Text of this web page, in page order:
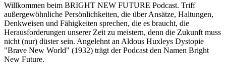
Willkommen beim BRIGHT NEW FUTURE Podcast. Triff
außergewöhnliche Persönlichkeiten, die über Ansätze, Haltungen,
Denkweisen und Fähigkeiten sprechen, die es braucht, die
Herausforderungen unserer Zeit zu meistern, denn die Zukunft muss
nicht (nur) düster sein. Angelehnt an Aldous Huxleys Dystopie
"Brave New World" (1932) trägt der Podcast den Namen Bright
New Future.